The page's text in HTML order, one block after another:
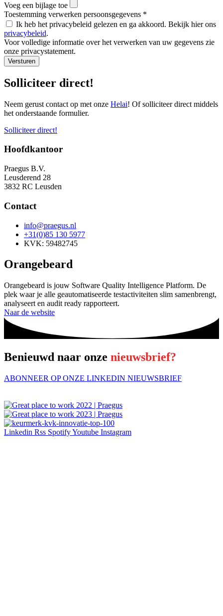
Voeg een bijlage toe
Toestemming verwerken persoonsgegevens *
Ik heb het privacybeleid gelezen en ga akkoord. Bekijk hier ons
privacybeleid.
Voor volledige informatie over het verwerken van uw gegevens zie
onze privacystatement.
Versturen
Solliciteer direct!
Neem gerust contact op met onze Helai! Of solliciteer direct middels
het onderstaande formulier.
Solliciteer direct!
Hoofdkantoor
Praegus B.V.
Leusderend 28
3832 RC Leusden
Contact
info@praegus.nl
+31(0)85 130 5977
KVK: 59482745
Orangebeard
Orangebeard is jouw Software Quality Intelligence Platform. De
plek waar je alle geautomatiseerde testactiviteiten slim samenbrengt,
analyseert en audit ready rapporteert.
Naar de website
Benieuwd naar onze nieuwsbrief?
ABONNEER OP ONZE LINKEDIN NIEUWSBRIEF
Linkedin Rss SpotifyYoutube Instagram